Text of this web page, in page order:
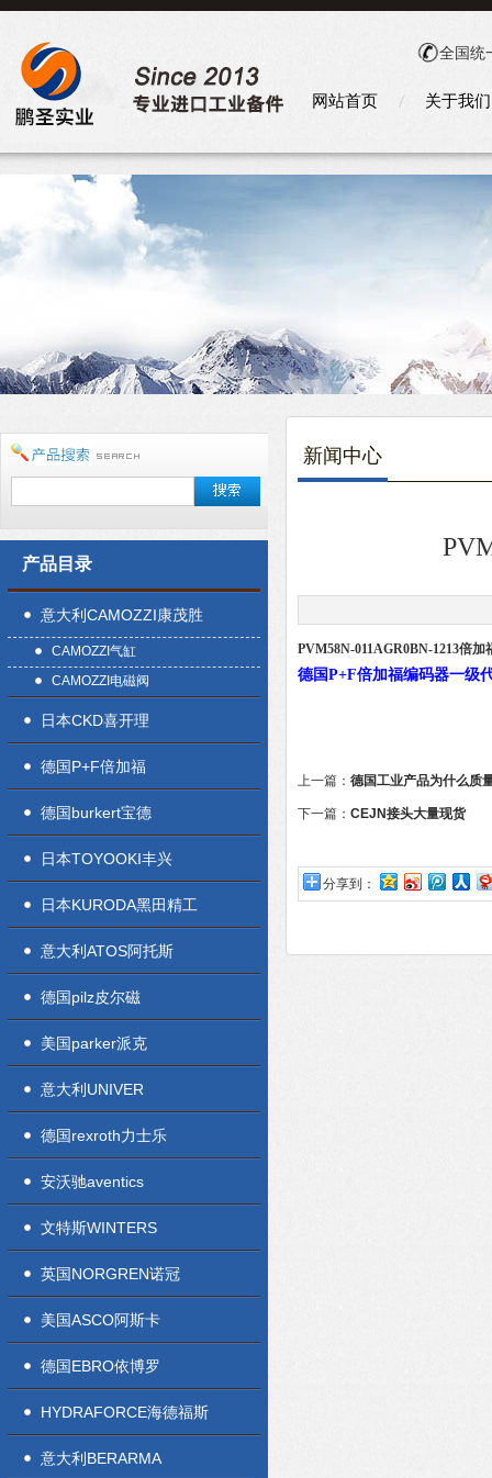
全国统
网站首页 关于我们
产品目录
意大利CAMOZZI康茂胜
CAMOZZI气缸
CAMOZZI电磁阀
日本CKD喜开理
德国P+F倍加福
德国burkert宝德
日本TOYOOKI丰兴
日本KURODA黑田精工
意大利ATOS阿托斯
德国pilz皮尔磁
美国parker派克
意大利UNIVER
德国rexroth力士乐
安沃驰aventics
文特斯WINTERS
英国NORGREN诺冠
美国ASCO阿斯卡
德国EBRO依博罗
HYDRAFORCE海德福斯
意大利BERARMA
新闻中心
PVM58N-011AGR0BN-1213倍加
德国P+F倍加福编码器一级
上一篇： 德国工业产品为什么质
下一篇： CEJN接头大量现货
分享到：